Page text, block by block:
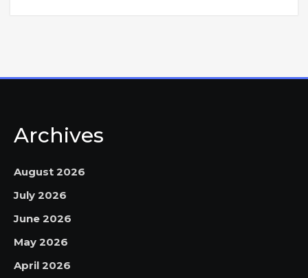
Archives
August 2026
July 2026
June 2026
May 2026
April 2026